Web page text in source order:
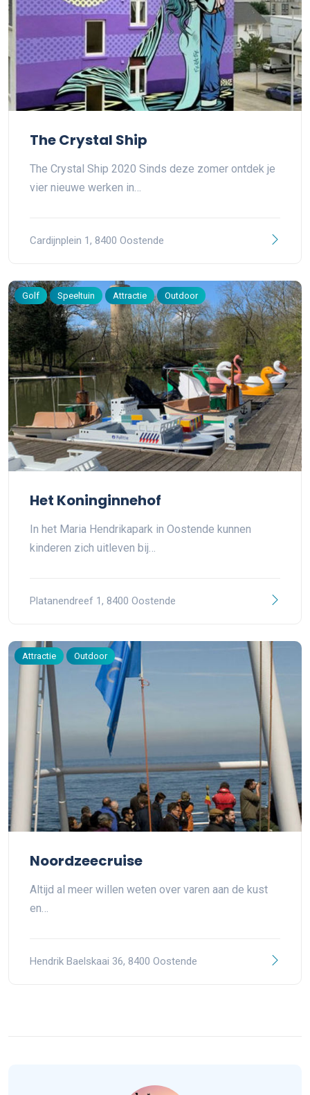
The Crystal Ship
The Crystal Ship 2020 Sinds deze zomer ontdek je
vier nieuwe werken in…
Cardijnplein 1, 8400 Oostende
Golf Speeltuin Attractie Outdoor
Het Koninginnehof
In het Maria Hendrikapark in Oostende kunnen
kinderen zich uitleven bij…
Platanendreef 1, 8400 Oostende
Attractie Outdoor
Noordzeecruise
Altijd al meer willen weten over varen aan de kust
en…
Hendrik Baelskaai 36, 8400 Oostende